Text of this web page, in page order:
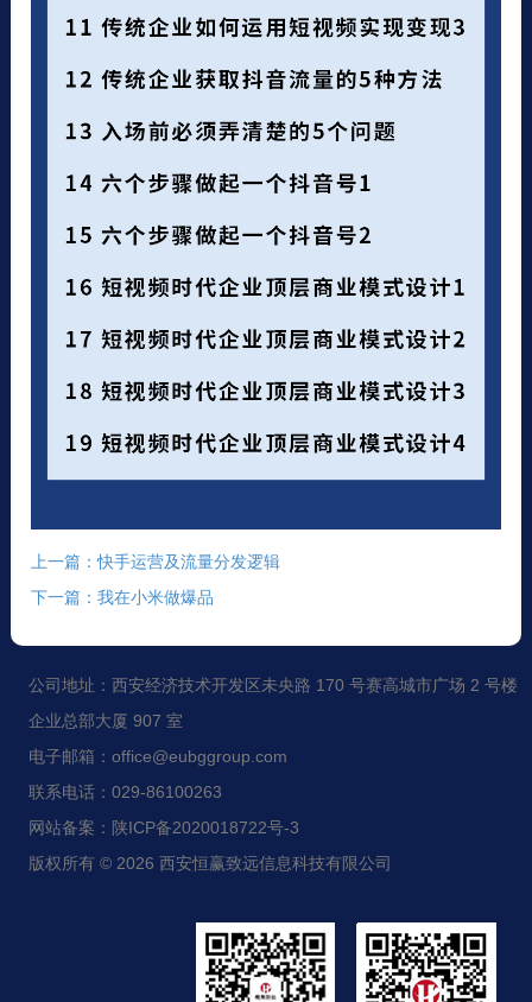
上一篇：快手运营及流量分发逻辑
下一篇：我在小米做爆品
公司地址：西安经济技术开发区未央路 170 号赛高城市广场 2 号楼
企业总部大厦 907 室
电子邮箱：office@eubggroup.com
联系电话：029-86100263
网站备案：陕ICP备2020018722号-3
版权所有 © 2026 西安恒赢致远信息科技有限公司